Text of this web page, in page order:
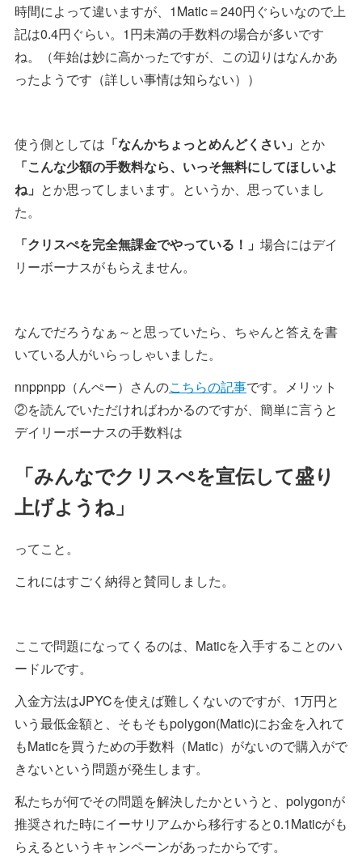
時間によって違いますが、1Matic＝240円ぐらいなので上
記は0.4円ぐらい。1円未満の手数料の場合が多いです
ね。（年始は妙に高かったですが、この辺りはなんかあ
ったようです（詳しい事情は知らない））
使う側としては 「なんかちょっとめんどくさい」 とか
「こんな少額の手数料なら、いっそ無料にしてほしいよ
ね」 とか思ってしまいます。というか、思っていまし
た。
「クリスぺを完全無課金でやっている！」 場合にはデイ
リーボーナスがもらえません。
なんでだろうなぁ～と思っていたら、ちゃんと答えを書
いている人がいらっしゃいました。
nnppnpp（んぺー）さんのこちらの記事です。メリット
②を読んでいただければわかるのですが、簡単に言うと
デイリーボーナスの手数料は
「みんなでクリスぺを宣伝して盛り
上げようね」
ってこと。
これにはすごく納得と賛同しました。
ここで問題になってくるのは、Maticを入手することのハ
ードルです。
入金方法はJPYCを使えば難しくないのですが、1万円と
いう最低金額と、そもそもpolygon(Matic)にお金を入れて
もMaticを買うための手数料（Matic）がないので購入がで
きないという問題が発生します。
私たちが何でその問題を解決したかというと、polygonが
推奨された時にイーサリアムから移行すると0.1Maticがも
らえるというキャンペーンがあったからです。